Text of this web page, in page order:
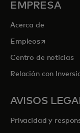
EMPRESA
Acerca de
Empleosse abre en
Centro de noticias
Relación con
AVISOS
Privacidad y